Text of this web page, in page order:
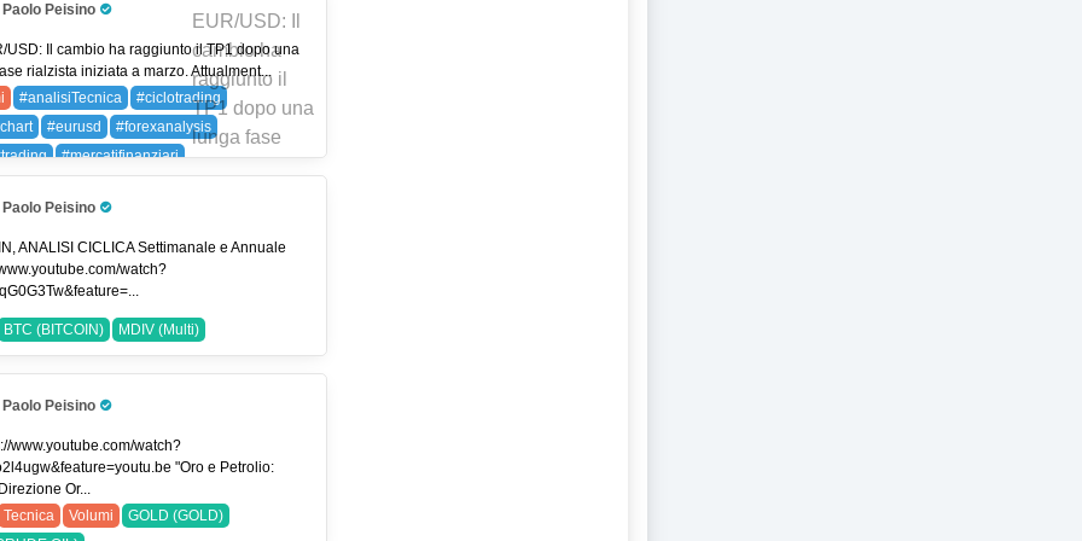
Paolo Peisino
Pro Trader
USD: Il cambio ha raggiunto il TP1 dopo una
rialzista iniziata a marzo. Attualment...
#analisiTecnica
#ciclotrading
#eurusd
#forexanalysis
#mercatifinanziari
#tradingitalia
#usdjpy
EURUSD (EUR/USD)
(USDJPY)
Paolo Peisino
Pro Trader
ANALISI CICLICA Settimanale e Annuale
watch?
BTC (BITCOIN) MDIV (Multi)
Paolo Peisino
Pro Trader
www.youtube.com/watch?
"Oro e Petrolio:
Or...
Tecnica Volumi
GOLD (GOLD)